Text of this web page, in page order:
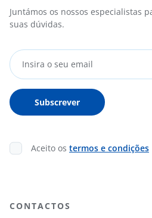
Juntámos os nossos especialistas
suas dúvidas.
Aceito os termos e condições
CONTACTOS